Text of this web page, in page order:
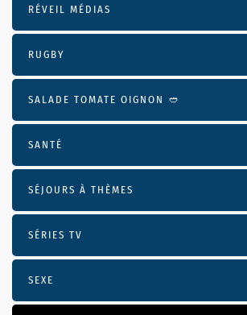
RÉVEIL MÉDIAS
RUGBY
SALADE TOMATE OIGNON 🥙
SANTÉ
SÉJOURS À THÈMES
SÉRIES TV
SEXE